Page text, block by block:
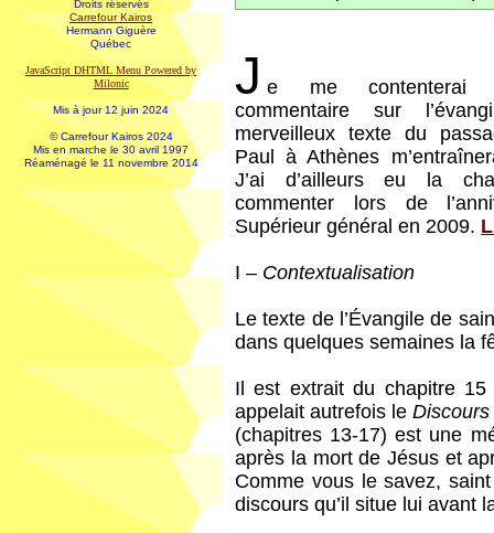
Droits réservés
Carrefour Kairos
Hermann Giguère
Québec
JavaScript DHTML Menu Powered by
Milonic
Mis à jour 12 juin 2024
© Carrefour Kairos 2024
Mis en marche le 30 avril 1997
Réaménagé le 11 novembre 2014
J e me contenterai
commentaire sur
merveilleux texte du
Paul à Athènes
J’ai d’ailleurs eu la
commenter lors de
Supérieur général en 2009.
I – Contextualisation
Le texte de l’Évangile de
dans quelques semaines la
Il est extrait du chapitre
appelait autrefois le
(chapitres 13-17) est une
après la mort de Jésus et
Comme vous le savez,
discours qu’il situe lui avant